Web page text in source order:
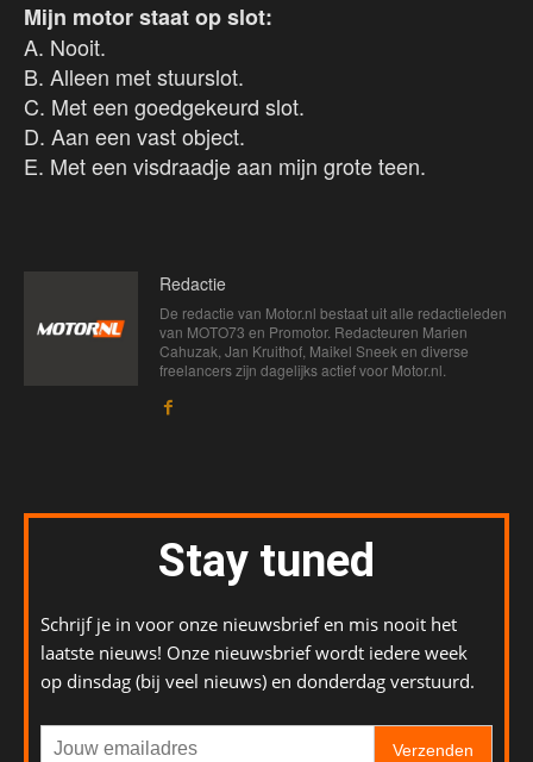
Mijn motor staat op slot:
A. Nooit.
B. Alleen met stuurslot.
C. Met een goedgekeurd slot.
D. Aan een vast object.
E. Met een visdraadje aan mijn grote teen.
Redactie
De redactie van Motor.nl bestaat uit alle redactieleden
van MOTO73 en Promotor. Redacteuren Marien
Cahuzak, Jan Kruithof, Maikel Sneek en diverse
freelancers zijn dagelijks actief voor Motor.nl.
Stay tuned
Schrijf je in voor onze nieuwsbrief en mis nooit het
laatste nieuws! Onze nieuwsbrief wordt iedere week
op dinsdag (bij veel nieuws) en donderdag verstuurd.
Verzenden